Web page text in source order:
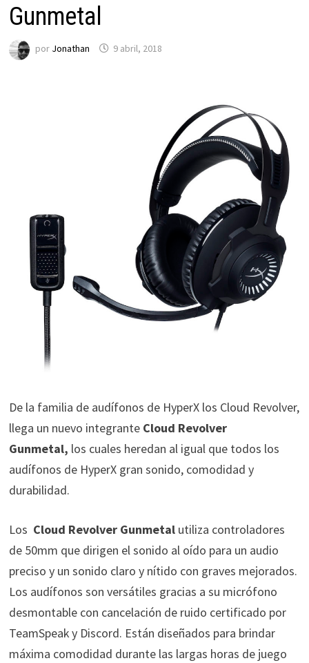
Gunmetal
por Jonathan 9 abril, 2018
De la familia de audífonos de HyperX los Cloud Revolver,
llega un nuevo integrante Cloud Revolver
Gunmetal, los cuales heredan al igual que todos los
audífonos de HyperX gran sonido, comodidad y
durabilidad.
Los Cloud Revolver Gunmetalutiliza controladores
de 50mm que dirigen el sonido al oído para un audio
preciso y un sonido claro y nítido con graves mejorados.
Los audífonos son versátiles gracias a su micrófono
desmontable con cancelación de ruido certificado por
TeamSpeaky Discord. Están diseñados para brindar
máxima comodidad durante las largas horas de juego